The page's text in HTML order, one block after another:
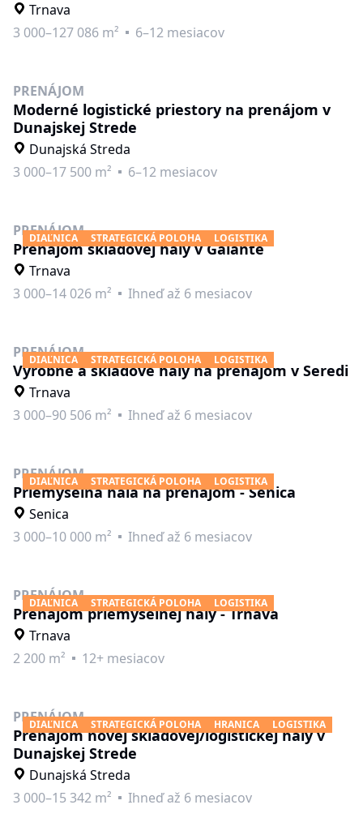
Trnava
3 000–127 086 m²
6–12 mesiacov
PRENÁJOM
Moderné logistické priestory na prenájom v
Dunajskej Strede
Dunajská Streda
3 000–17 500 m²
6–12 mesiacov
DIAĽNICA STRATEGICKÁ POLOHA LOGISTIKA
PRENÁJOM
Prenájom skladovej haly v Galante
Trnava
3 000–14 026 m²
Ihneď až 6 mesiacov
DIAĽNICA STRATEGICKÁ POLOHA LOGISTIKA
PRENÁJOM
Výrobné a skladové haly na prenájom v Seredi
Trnava
3 000–90 506 m²
Ihneď až 6 mesiacov
DIAĽNICA STRATEGICKÁ POLOHA LOGISTIKA
PRENÁJOM
Priemyselná hala na prenájom - Senica
Senica
3 000–10 000 m²
Ihneď až 6 mesiacov
DIAĽNICA STRATEGICKÁ POLOHA LOGISTIKA
PRENÁJOM
Prenájom priemyselnej haly - Trnava
Trnava
2 200 m²
12+ mesiacov
DIAĽNICA STRATEGICKÁ POLOHA HRANICA LOGISTIKA
PRENÁJOM
Prenájom novej skladovej/logistickej haly v
Dunajskej Strede
Dunajská Streda
3 000–15 342 m²
Ihneď až 6 mesiacov